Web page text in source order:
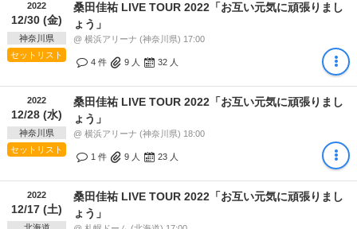
2022
12/30 (金)
神奈川県
セットリスト
桑田佳祐 LIVE TOUR 2022「お互い元気に頑張りまし
ょう」
@ 横浜アリーナ (神奈川県) 17:00
4 件 9 人 32 人
2022
12/28 (水)
神奈川県
セットリスト
桑田佳祐 LIVE TOUR 2022「お互い元気に頑張りまし
ょう」
@ 横浜アリーナ (神奈川県) 18:00
1 件 9 人 23 人
2022
12/17 (土)
桑田佳祐 LIVE TOUR 2022「お互い元気に頑張りまし
ょう」